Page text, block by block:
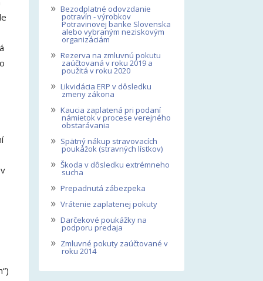
» Bezodplatné odovzdanie
potravín - výrobkov
Potravinovej banke Slovenska
alebo vybraným neziskovým
organizáciám
» Rezerva na zmluvnú pokutu
zaúčtovaná v roku 2019 a
použitá v roku 2020
» Likvidácia ERP v dôsledku
zmeny zákona
» Kaucia zaplatená pri podaní
námietok v procese verejného
obstarávania
» Spätný nákup stravovacích
poukážok (stravných lístkov)
» Škoda v dôsledku extrémneho
sucha
» Prepadnutá zábezpeka
» Vrátenie zaplatenej pokuty
» Darčekové poukážky na
podporu predaja
» Zmluvné pokuty zaúčtované v
roku 2014